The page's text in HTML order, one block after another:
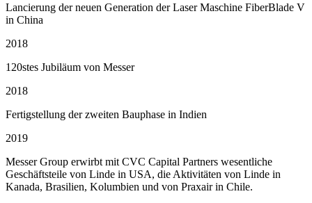
Lancierung der neuen Generation der Laser Maschine FiberBlade V
in China
2018
120stes Jubiläum von Messer
2018
Fertigstellung der zweiten Bauphase in Indien
2019
Messer Group erwirbt mit CVC Capital Partners wesentliche
Geschäftsteile von Linde in USA, die Aktivitäten von Linde in
Kanada, Brasilien, Kolumbien und von Praxair in Chile.